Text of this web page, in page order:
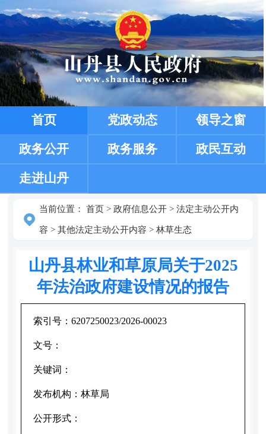
首页 党政动态 领导之窗
政务公开 政务服务 政民互动
走进山丹
当前位置： 首页> 政府信息公开> 法定主动公开内
容 > 其他法定主动公开内容 > 林草生态
山丹县林业和草原局关于2025
年法治政府建设情况的报告
索引号： 6207250023/2026-00023
文号：
关键词：
发布机构： 林草局
公开形式：